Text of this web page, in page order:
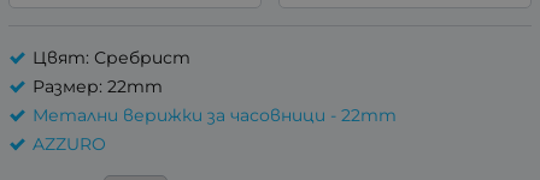
Цвят: Сребрист
Размер: 22mm
Метални верижки за часовници - 22mm
AZZURO